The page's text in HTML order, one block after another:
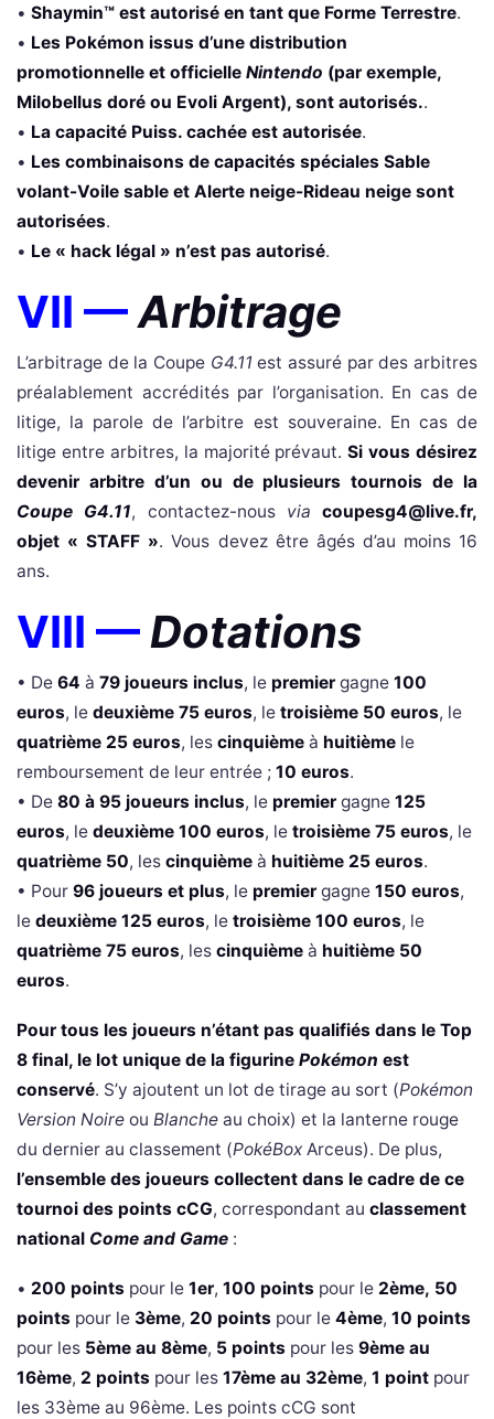
• Shaymin™ est autorisé en tant que Forme Terrestre.
• Les Pokémon issus d’une distribution
promotionnelle et officielle Nintendo (par exemple,
Milobellus doré ou Evoli Argent), sont autorisés..
• La capacité Puiss. cachée est autorisée.
• Les combinaisons de capacités spéciales Sable
volant-Voile sable et Alerte neige-Rideau neige sont
autorisées.
• Le « hack légal » n’est pas autorisé.
VII —Arbitrage
L’arbitrage de la Coupe G4.11est assuré par des arbitres
préalablement accrédités par l’organisation. En cas de
litige, la parole de l’arbitre est souveraine. En cas de
litige entre arbitres, la majorité prévaut.Si vous désirez
devenir arbitre d’un ou de plusieurs tournois de la
Coupe G4.11, contactez-nous via coupesg4@live.fr,
objet « STAFF ». Vous devez être âgés d’au moins 16
ans.
VIII — Dotations
• De 64 à 79 joueurs inclus, le premier gagne 100
euros, le deuxième 75 euros, le troisième 50 euros, le
quatrième 25 euros, les cinquième à huitième le
remboursement de leur entrée ; 10 euros.
• De 80 à 95 joueurs inclus, le premier gagne 125
euros, le deuxième 100 euros, le troisième 75 euros, le
quatrième 50, les cinquième à huitième 25 euros.
• Pour 96 joueurs et plus, le premier gagne 150 euros,
le deuxième 125 euros, le troisième 100 euros, le
quatrième 75 euros, les cinquième à huitième 50
euros.
Pour tous les joueurs n’étant pas qualifiés dans le Top
8 final, le lot unique de la figurine Pokémon est
conservé. S’y ajoutent un lot de tirage au sort (Pokémon
Version Noire ou Blanche au choix) et la lanterne rouge
du dernier au classement (PokéBox Arceus). De plus,
l’ensemble des joueurs collectent dans le cadre de ce
tournoi des points cCG, correspondant au classement
national Come and Game :
• 200 points pour le 1er, 100 points pour le 2ème, 50
points pour le 3ème, 20 points pour le 4ème, 10 points
pour les 5ème au 8ème, 5 points pour les 9ème au
16ème, 2 points pour les 17ème au 32ème, 1 point pour
les 33ème au 96ème. Les points cCG sont